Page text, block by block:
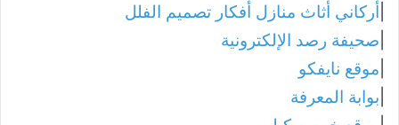
أركاني أثاث منازل أفكار تصميم الفلل
صحيفة رصد الإلكترونية
موقع نايفكو
بوابة المعرفة